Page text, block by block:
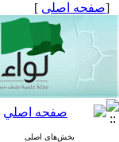
[صفحه اصلی ]
بخش‌های اصلی